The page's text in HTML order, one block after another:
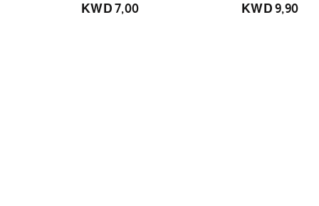
KWD 9٫90 KWD 7٫00